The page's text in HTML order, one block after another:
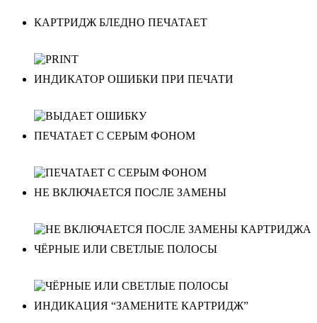
КАРТРИДЖ БЛЕДНО ПЕЧАТАЕТ
ИНДИКАТОР ОШИБКИ ПРИ ПЕЧАТИ
ПЕЧАТАЕТ С СЕРЫМ ФОНОМ
НЕ ВКЛЮЧАЕТСЯ ПОСЛЕ ЗАМЕНЫ
ЧЁРНЫЕ ИЛИ СВЕТЛЫЕ ПОЛОСЫ
ИНДИКАЦИЯ “ЗАМЕНИТЕ КАРТРИДЖ”